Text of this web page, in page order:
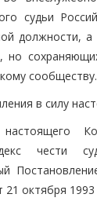
судьи
должности, а
но
сообществу.
в силу
чести
октября 1993